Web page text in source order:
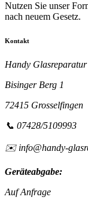
Nutzen Sie unser
nach neuem Gesetz.
Kontakt
Handy Glasreparatur
Bisinger Berg 1
72415 Grosselfingen
📞 07428/5109993
✉️ info@handy-
Geräteabgabe:
Auf Anfrage